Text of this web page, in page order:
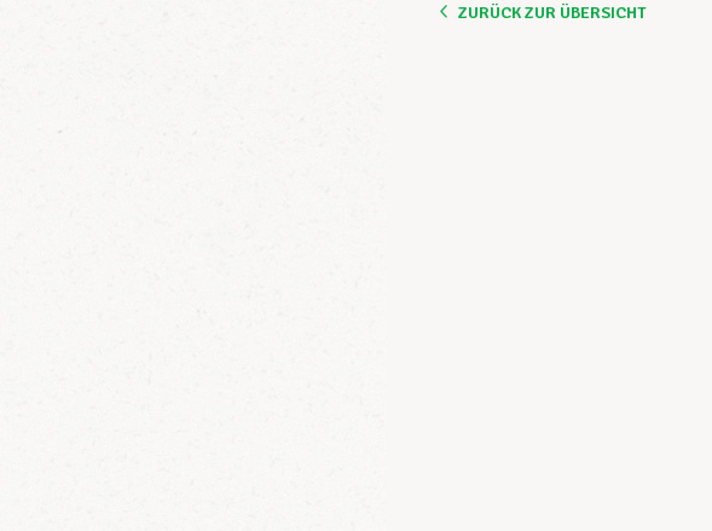
ZURÜCK ZUR ÜBERSICHT